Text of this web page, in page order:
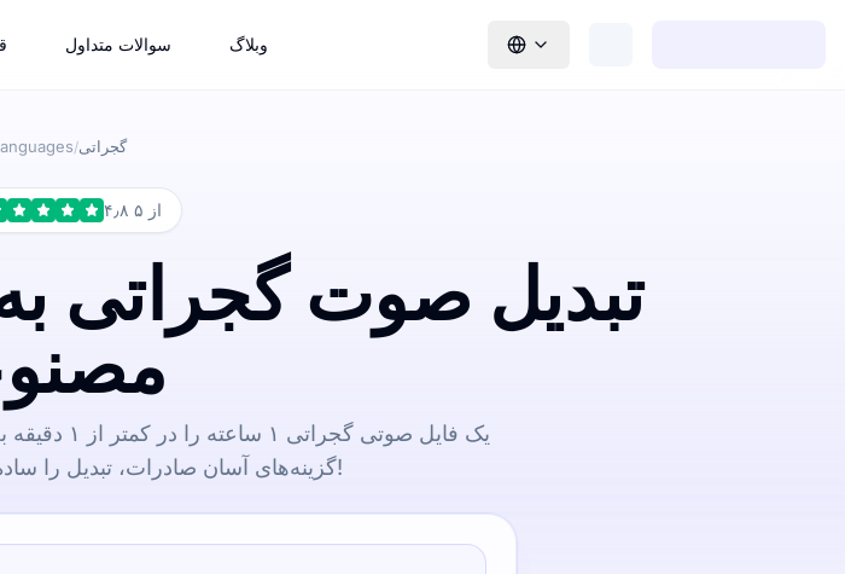
سوالات متداول وبلاگ
/گجراتی
۴٫۸ از ۵
تبدیل صوت گجراتی
یک فایل
گزینه‌های آسان صادرات، تبدیل را ساده می‌کند. همین حالا امتحان کنید!